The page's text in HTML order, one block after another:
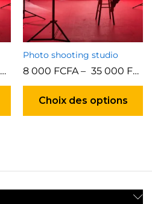
FCFA
produit
peuvent
être
Photo shooting studio
8 000 FCFA – 35 000 FCFA
Choix des options